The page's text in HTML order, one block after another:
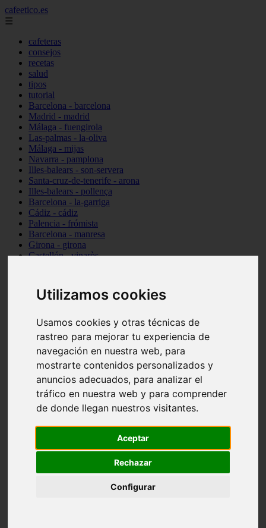
Utilizamos cookies
Usamos cookies y otras técnicas de
rastreo para mejorar tu experiencia de
navegación en nuestra web, para
mostrarte contenidos personalizados y
anuncios adecuados, para analizar el
tráfico en nuestra web y para comprender
de donde llegan nuestros visitantes.
Aceptar
Rechazar
Configurar
cafeetico.es
☰
cafeteras
consejos
recetas
salud
tipos
tutorial
Barcelona - barcelona
Madrid - madrid
Málaga - fuengirola
Las-palmas - la-oliva
Málaga - mijas
Navarra - pamplona
Illes-balears - son-servera
Santa-cruz-de-tenerife - arona
Illes-balears - pollença
Barcelona - la-garriga
Cádiz - cádiz
Palencia - frómista
Barcelona - manresa
Girona - girona
Castellón - vinaròs
Málaga - nerja
Girona - blanes
Málaga - marbella
Asturias - gijón
Girona - figueres
Alicante - santa-pola
Almería - roquetas-de-mar
Girona - tossa-de-mar
Barcelona - sant-cugat-del-vallès
Alicante - l39alfàs-del-pi
Barcelona - vilanova-i-la-geltrú
Castellón - peñíscola
Illes-balears - sant-josep-de-sa-talaia